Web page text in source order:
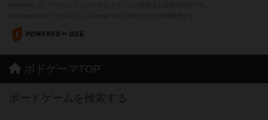
ボドゲーマTOP
ボードゲームを検索する